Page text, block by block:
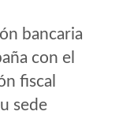
bancaria
con el
fiscal
sede